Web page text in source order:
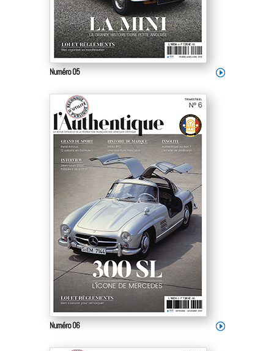
Numéro 05
Numéro 06